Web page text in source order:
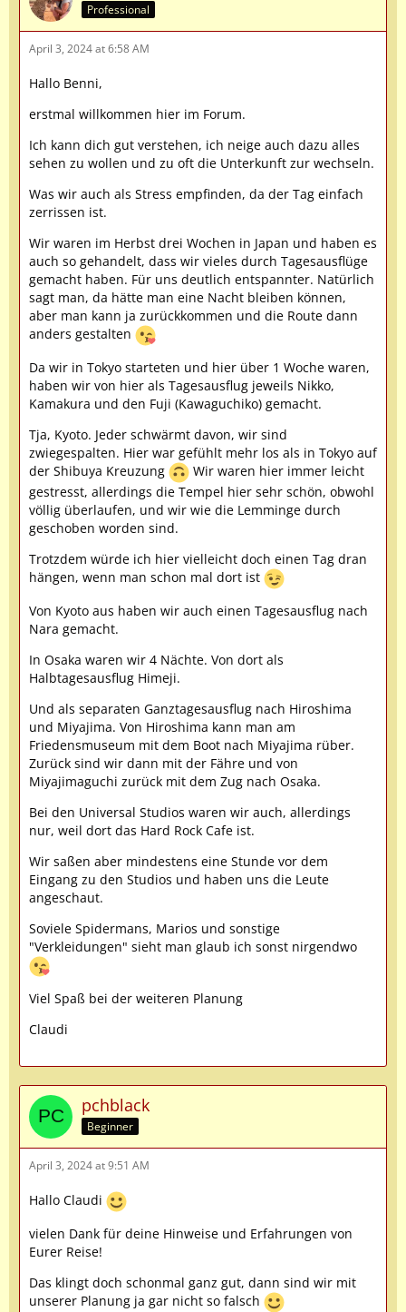
Professional
April 3, 2024 at 6:58 AM
Hallo Benni,
erstmal willkommen hier im Forum.
Ich kann dich gut verstehen, ich neige auch dazu alles
sehen zu wollen und zu oft die Unterkunft zur wechseln.
Was wir auch als Stress empfinden, da der Tag einfach
zerrissen ist.
Wir waren im Herbst drei Wochen in Japan und haben es
auch so gehandelt, dass wir vieles durch Tagesausflüge
gemacht haben. Für uns deutlich entspannter. Natürlich
sagt man, da hätte man eine Nacht bleiben können,
aber man kann ja zurückkommen und die Route dann
anders gestalten
Da wir in Tokyo starteten und hier über 1 Woche waren,
haben wir von hier als Tagesausflug jeweils Nikko,
Kamakura und den Fuji (Kawaguchiko) gemacht.
Tja, Kyoto. Jeder schwärmt davon, wir sind
zwiegespalten. Hier war gefühlt mehr los als in Tokyo auf
der Shibuya Kreuzung
Wir waren hier immer leicht
gestresst, allerdings die Tempel hier sehr schön, obwohl
völlig überlaufen, und wir wie die Lemminge durch
geschoben worden sind.
Trotzdem würde ich hier vielleicht doch einen Tag dran
hängen, wenn man schon mal dort ist
Von Kyoto aus haben wir auch einen Tagesausflug nach
Nara gemacht.
In Osaka waren wir 4 Nächte. Von dort als
Halbtagesausflug Himeji.
Und als separaten Ganztagesausflug nach Hiroshima
und Miyajima. Von Hiroshima kann man am
Friedensmuseum mit dem Boot nach Miyajima rüber.
Zurück sind wir dann mit der Fähre und von
Miyajimaguchi zurück mit dem Zug nach Osaka.
Bei den Universal Studios waren wir auch, allerdings
nur, weil dort das Hard Rock Cafe ist.
Wir saßen aber mindestens eine Stunde vor dem
Eingang zu den Studios und haben uns die Leute
angeschaut.
Soviele Spidermans, Marios und sonstige
"Verkleidungen" sieht man glaub ich sonst nirgendwo
Viel Spaß bei der weiteren Planung
Claudi
pchblack
Beginner
April 3, 2024 at 9:51 AM
Hallo Claudi
vielen Dank für deine Hinweise und Erfahrungen von
Eurer Reise!
Das klingt doch schonmal ganz gut, dann sind wir mit
unserer Planung ja gar nicht so falsch